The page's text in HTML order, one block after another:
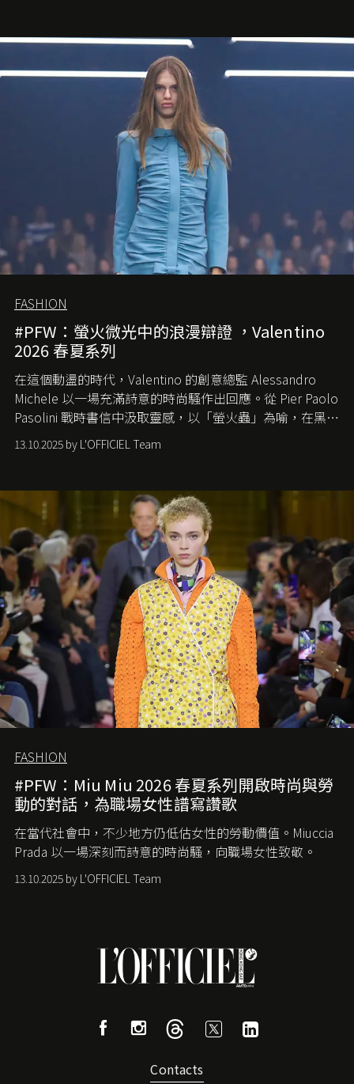
FASHION
#PFW：螢火微光中的浪漫辯證 ，Valentino
2026 春夏系列
在這個動盪的時代， Valentino 的創意總監 Alessandro
Michele 以一場充滿詩意的時尚騷作出回應。從 Pier Paolo
Pasolini 戰時書信中汲取靈感，以「螢火蟲」為喻，在黑暗
中找尋希望的微光。
13.10.2025 by L'OFFICIEL Team
FASHION
#PFW：Miu Miu 2026 春夏系列開啟時尚與勞
動的對話，為職場女性譜寫讚歌
在當代社會中，不少地方仍低估女性的勞動價值。 Miuccia
Prada 以一場深刻而詩意的時尚騷，向職場女性致敬。
13.10.2025 by L'OFFICIEL Team
Contacts